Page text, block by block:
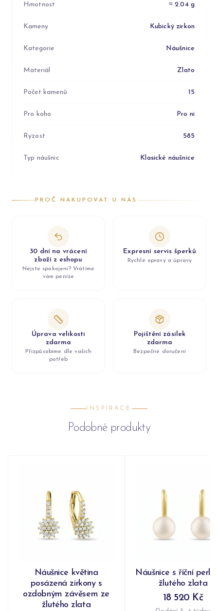
Hmotnost ≈ 2.04 g
Kameny Kubický zirkon
Kategorie Náušnice
Materiál Zlato
Počet kamenů 15
Pro koho Pro ni
Ryzost 585
Typ náušnic Klasické náušnice
PROČ NAKUPOVAT U NÁS
30 dní na vrácení
zboží z eshopu
Nejste spokojeni? Vrátíme
vám peníze
Expresní servis šperků
Rychlé opravy a úpravy
Úprava velikosti
zdarma
Přizpůsobíme dle vašich
potřeb
Pojištění zásilek
zdarma
Bezpečné doručení
INSPIRACE
Podobné produkty
Náušnice květina
posázená zirkony s
ozdobným závěsem ze
žlutého zlata
Náušnice s říční
žlutého zlata
18 520 Kč